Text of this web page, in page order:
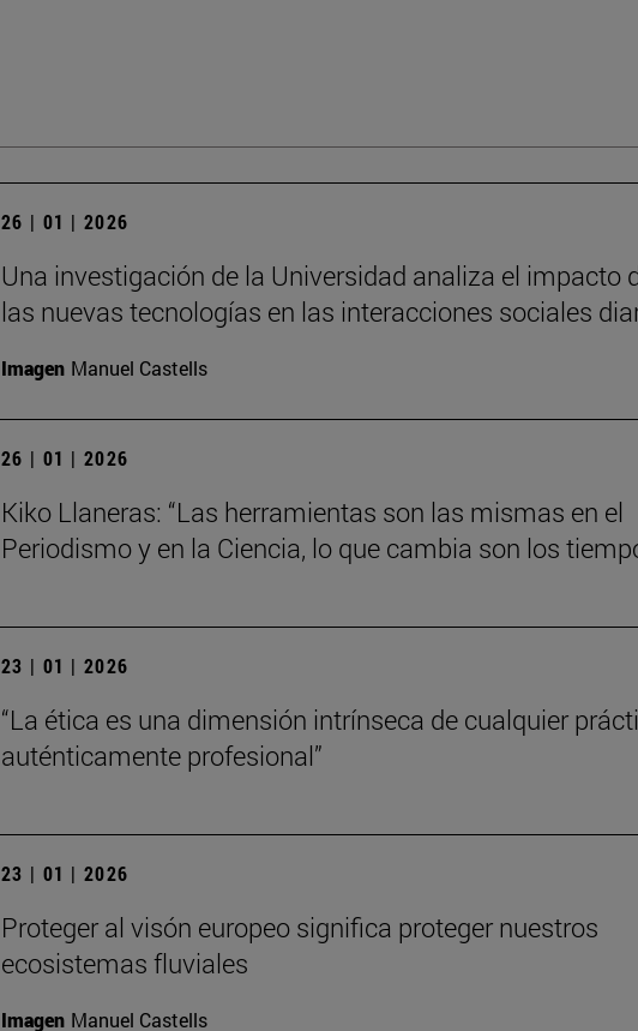
26 | 01 | 2026
Una investigación de la Universidad analiza el impacto
las nuevas tecnologías en las interacciones sociales
Imagen Manuel Castells
26 | 01 | 2026
Kiko Llaneras: “Las herramientas son las mismas en el
Periodismo y en la Ciencia, lo que cambia son los
23 | 01 | 2026
“La ética es una dimensión intrínseca de cualquier
auténticamente profesional”
23 | 01 | 2026
Proteger al visón europeo significa proteger nuestros
ecosistemas fluviales
Imagen Manuel Castells